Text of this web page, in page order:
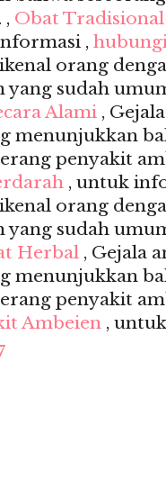
, Obat
,
orang
yang sudah
Alami ,
menunjukkan
penyakit
, untuk
orang
yang sudah
Herbal , Gejala
menunjukkan
penyakit
Ambeien ,